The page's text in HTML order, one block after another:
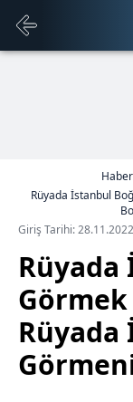
Rüyada İstanbul
Giriş Tarihi: 28.11.2022
Rüyada
Rüyada